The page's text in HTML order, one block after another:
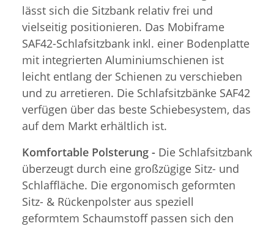
lässt sich die Sitzbank relativ frei und
vielseitig positionieren. Das Mobiframe
SAF42-Schlafsitzbank inkl. einer Bodenplatte
mit integrierten Aluminiumschienen ist
leicht entlang der Schienen zu verschieben
und zu arretieren. Die Schlafsitzbänke SAF42
verfügen über das beste Schiebesystem, das
auf dem Markt erhältlich ist.
Komfortable Polsterung - Die Schlafsitzbank
überzeugt durch eine großzügige Sitz- und
Schlaffläche. Die ergonomisch geformten
Sitz- & Rückenpolster aus speziell
geformtem Schaumstoff passen sich den